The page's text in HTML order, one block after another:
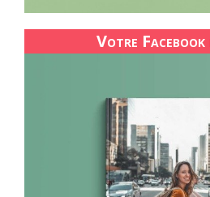
Votre Facebook